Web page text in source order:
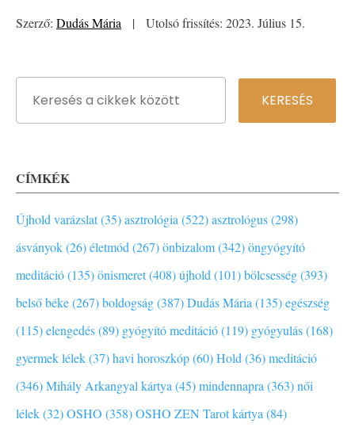
Szerző: Dudás Mária | Utolsó frissítés: 2023. Július 15.
CÍMKÉK
Újhold varázslat (35)asztrológia (522)asztrológus (298)
ásványok (26)életmód (267)önbizalom (342)öngyógyító
meditáció (135)önismeret (408)újhold (101)bölcsesség (393)
belső béke (267)boldogság (387)Dudás Mária (135)egészség
(115)elengedés (89) gyógyító meditáció (119) gyógyulás (168)
gyermek lélek (37)havi horoszkóp (60)Hold (36)meditáció
(346)Mihály Arkangyal kártya (45)mindennapra (363)női
lélek (32)OSHO (358)OSHO ZEN Tarot kártya (84)